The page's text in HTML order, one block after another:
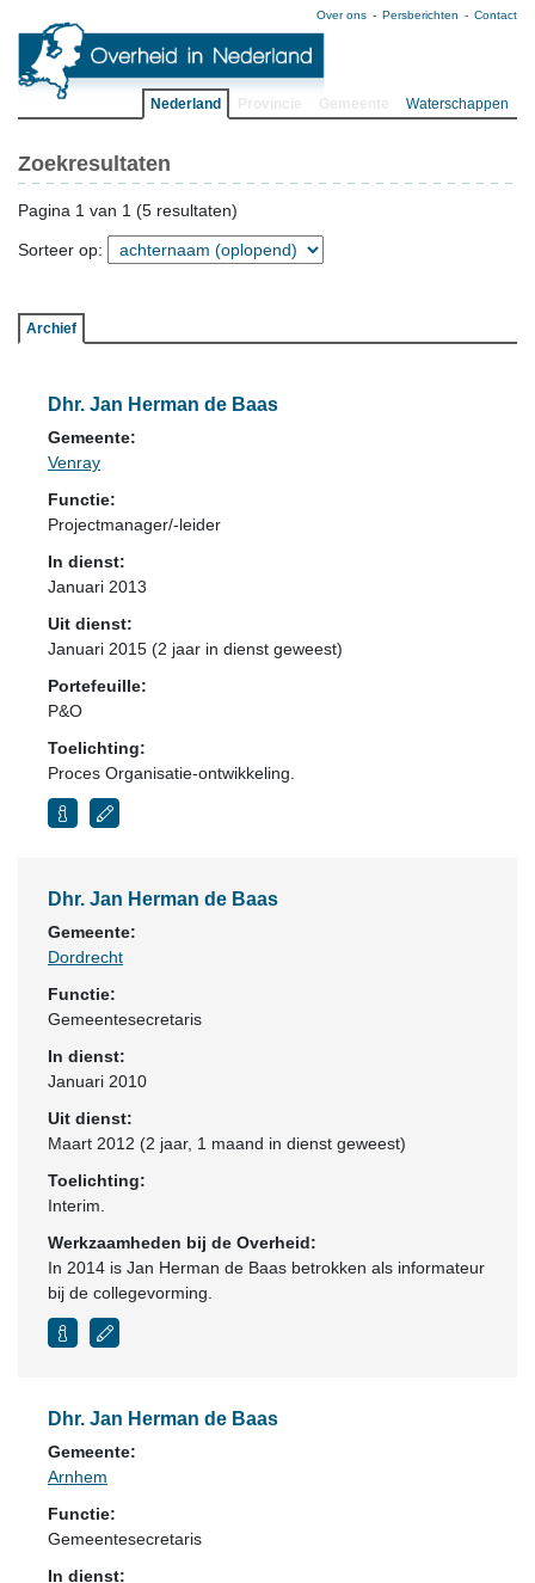
Over ons Persberichten Contact
Nederland Waterschappen
Zoekresultaten
Pagina 1 van 1 (5 resultaten)
Sorteer op:
Archief
Dhr. Jan Herman de Baas
Gemeente:
Venray
Functie:
Projectmanager/-leider
In dienst:
Januari 2013
Uit dienst:
Januari 2015 (2 jaar in dienst geweest)
Portefeuille:
P&O
Toelichting:
Proces Organisatie-ontwikkeling.
Dhr. Jan Herman de Baas
Gemeente:
Dordrecht
Functie:
Gemeentesecretaris
In dienst:
Januari 2010
Uit dienst:
Maart 2012 (2 jaar, 1 maand in dienst geweest)
Toelichting:
Interim.
Werkzaamheden bij de Overheid:
In 2014 is Jan Herman de Baas betrokken als informateur
bij de collegevorming.
Dhr. Jan Herman de Baas
Gemeente:
Arnhem
Functie:
Gemeentesecretaris
In dienst: